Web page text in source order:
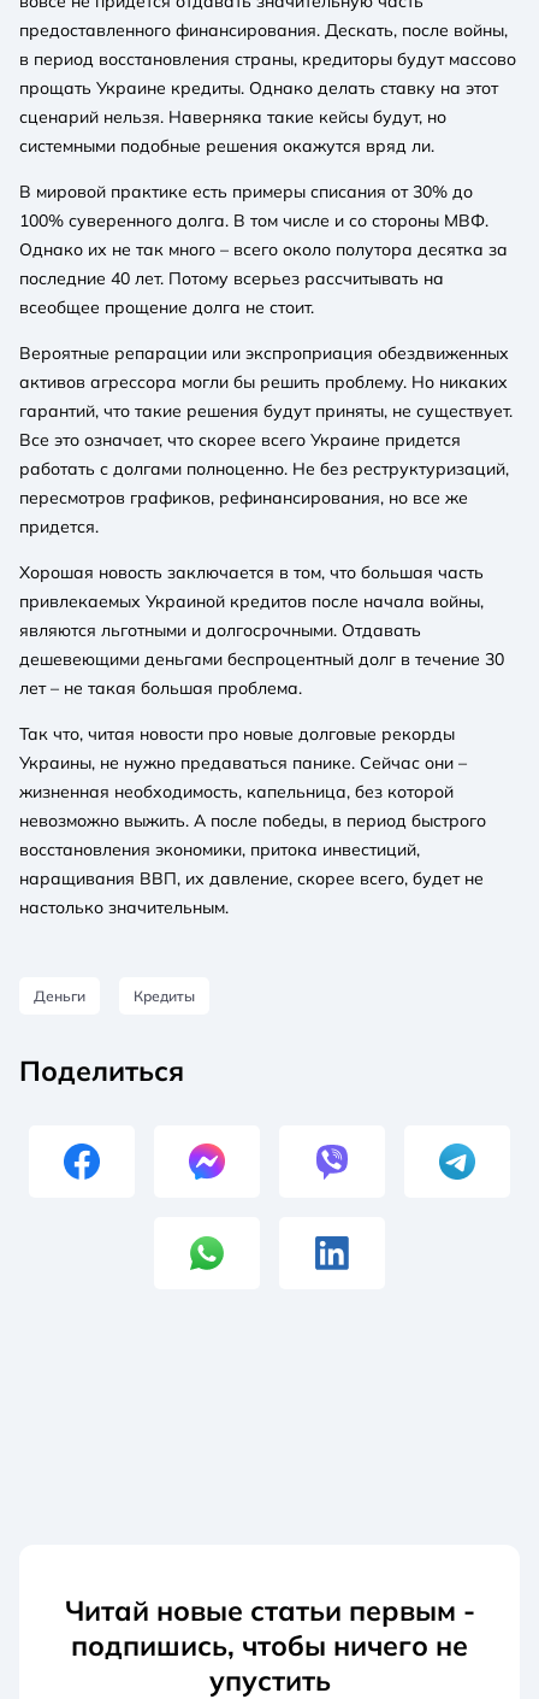
предоставленного финансирования. Дескать, после войны,
в период восстановления страны, кредиторы будут массово
прощать Украине кредиты. Однако делать ставку на этот
сценарий нельзя. Наверняка такие кейсы будут, но
системными подобные решения окажутся вряд ли.
В мировой практике есть примеры списания от 30% до
100% суверенного долга. В том числе и со стороны МВФ.
Однако их не так много – всего около полутора десятка за
последние 40 лет. Потому всерьез рассчитывать на
всеобщее прощение долга не стоит.
Вероятные репарации или экспроприация обездвиженных
активов агрессора могли бы решить проблему. Но никаких
гарантий, что такие решения будут приняты, не существует.
Все это означает, что скорее всего Украине придется
работать с долгами полноценно. Не без реструктуризаций,
пересмотров графиков, рефинансирования, но все же
придется.
Хорошая новость заключается в том, что большая часть
привлекаемых Украиной кредитов после начала войны,
являются льготными и долгосрочными. Отдавать
дешевеющими деньгами беспроцентный долг в течение 30
лет – не такая большая проблема.
Так что, читая новости про новые долговые рекорды
Украины, не нужно предаваться панике. Сейчас они –
жизненная необходимость, капельница, без которой
невозможно выжить. А после победы, в период быстрого
восстановления экономики, притока инвестиций,
наращивания ВВП, их давление, скорее всего, будет не
настолько значительным.
Деньги Кредиты
Поделиться
Читай новые статьи первым -
подпишись, чтобы ничего не
упустить